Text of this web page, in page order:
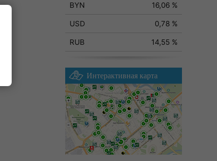
BYN
16,06 %
USD
0,78 %
RUB
14,55 %
Интерактивная карта